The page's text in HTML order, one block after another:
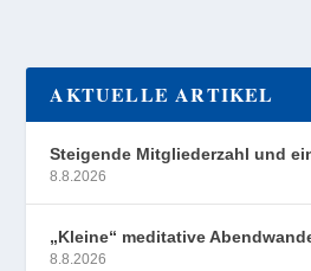
AKTUELLE ARTIKEL
Steigende Mitgliederzahl und
8.8.2026
„Kleine“ meditative
8.8.2026